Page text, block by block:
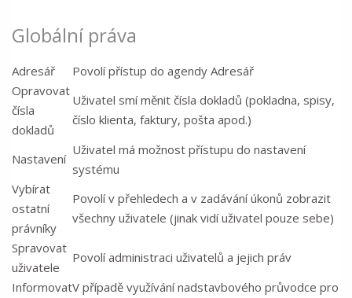
Globální práva
Adresář
Povolí přístup do agendy Adresář
Opravovat
čísla
dokladů
Uživatel smí měnit čísla dokladů (pokladna, spisy,
číslo klienta, faktury, pošta apod.)
Nastavení
Uživatel má možnost přístupu do nastavení
systému
Vybírat
ostatní
právníky
Povolí v přehledech a v zadávání úkonů zobrazit
všechny uživatele (jinak vidí uživatel pouze sebe)
Spravovat
uživatele
Povolí administraci uživatelů a jejich práv
InformovatV případě využívání nadstavbového průvodce pro